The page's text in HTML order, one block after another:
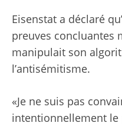
Eisenstat a déclaré
preuves concluantes
manipulait son
l’antisémitisme.
«Je ne suis pas
intentionnellement le